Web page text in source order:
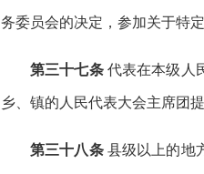
务委员会的决定，参加关于特
第三十七条代表在本级人
乡、镇的人民代表大会主席团
第三十八条县级以上的地